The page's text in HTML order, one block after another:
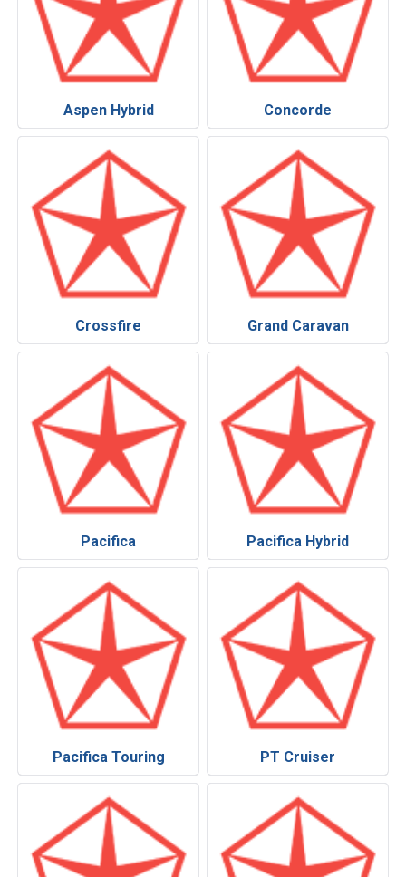
Aspen Hybrid Concorde
Crossfire Grand Caravan
Pacifica Pacifica Hybrid
Pacifica Touring PT Cruiser